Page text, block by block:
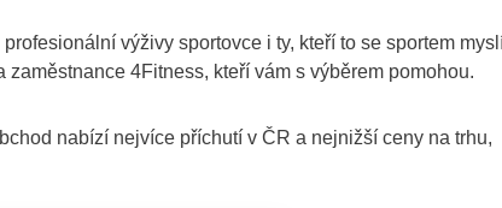
výživy sportovce i ty, kteří to se sportem
4Fitness, kteří vám s výběrem pomohou.
nabízí nejvíce příchutí v ČR a nejnižší ceny na trhu,